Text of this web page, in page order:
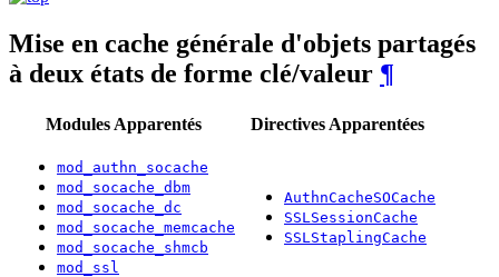
Mise en cache générale d'objets partagés
à deux états de forme clé/valeur ¶
Modules Apparentés Directives Apparentées
mod_authn_socache
mod_socache_dbm
mod_socache_dc
mod_socache_memcache
mod_socache_shmcb
mod_ssl
AuthnCacheSOCache
SSLSessionCache
SSLStaplingCache